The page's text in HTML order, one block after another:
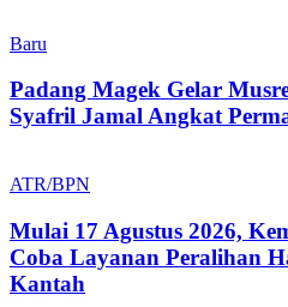
Baru
Padang Magek Gelar
Syafril Jamal Angkat
ATR/BPN
Mulai 17 Agustus 2026,
Coba Layanan Peralihan
Kantah